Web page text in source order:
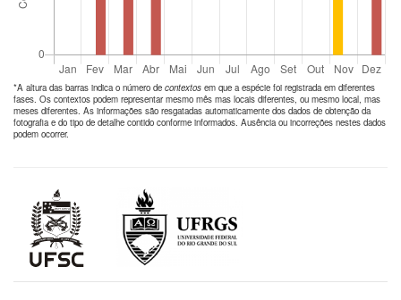
*A altura das barras indica o número de contextos em que a espécie foi registrada em diferentes
fases. Os contextos podem representar mesmo mês mas locais diferentes, ou mesmo local, mas
meses diferentes. As informações são resgatadas automaticamente dos dados de obtenção da
fotografia e do tipo de detalhe contido conforme informados. Ausência ou incorreções nestes dados
podem ocorrer.